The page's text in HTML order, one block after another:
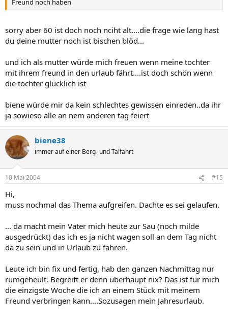
Freund noch haben
sorry aber 60 ist doch noch nciht alt....die frage wie lang hast
du deine mutter noch ist bischen blöd...
und ich als mutter würde mich freuen wenn meine tochter
mit ihrem freund in den urlaub fährt....ist doch schön wenn
die tochter glücklich ist
biene würde mir da kein schlechtes gewissen einreden..da ihr
ja sowieso alle an nem anderen tag feiert
biene38
immer auf einer Berg- und Talfahrt
10 Mai 2004 #15
Hi,
muss nochmal das Thema aufgreifen. Dachte es sei gelaufen.
... da macht mein Vater mich heute zur Sau (noch milde
ausgedrückt) das ich es ja nicht wagen soll an dem Tag nicht
da zu sein und in Urlaub zu fahren.
Leute ich bin fix und fertig, hab den ganzen Nachmittag nur
rumgeheult. Begreift er denn überhaupt nix? Das ist für mich
die einzigste Woche die ich an einem Stück mit meinem
Freund verbringen kann....Sozusagen mein Jahresurlaub.